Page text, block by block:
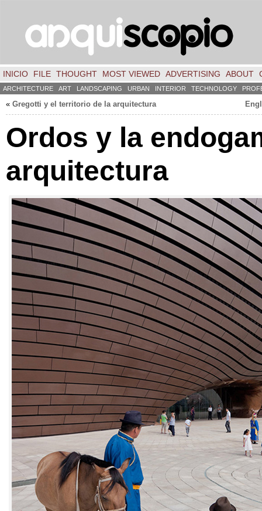
INICIO FILE THOUGHT MOST VIEWED ADVERTISING ABOUT
ARCHITECTURE ART LANDSCAPING URBAN INTERIOR TECHNOLOGY
« Gregotti y el territorio de la arquitectura
Ordos y la
arquitectura